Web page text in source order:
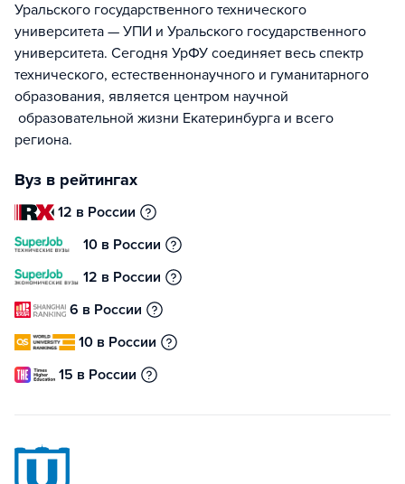
Уральского государственного технического
университета — УПИ и Уральского государственного
университета. Сегодня УрФУ соединяет весь спектр
технического, естественнонаучного и гуманитарного
образования, является центром научной
образовательной жизни Екатеринбурга и всего
региона.
Вуз в рейтингах
12 в России
10 в России
12 в России
6 в России
10 в России
15 в России